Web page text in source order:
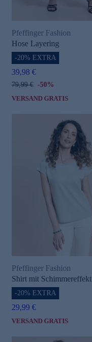
Pfeffinger Fashion
Hose Layering
-20% EXTRA
39,98 €
79,99 € -50%
VERSAND GRATIS
Pfeffinger Fashion
Shirt mit Schimmereffekt
-20% EXTRA
29,99 €
VERSAND GRATIS